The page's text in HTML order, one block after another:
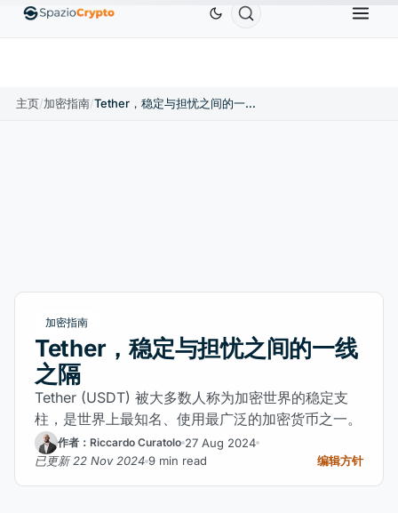
EthereumETHUS$1,880.58 Tether USDT ↑0.00% BNB
主页/加密指南/ Tether，稳定与担忧之间的一线之隔
加密指南
Tether，稳定与担忧之间的一线
之隔
Tether (USDT) 被大多数人称为加密世界的稳定支
柱，是世界上最知名、使用最广泛的加密货币之一。
作者：Riccardo Curatolo 27 Aug 2024
已更新 22 Nov 2024 9 min read 编辑方针